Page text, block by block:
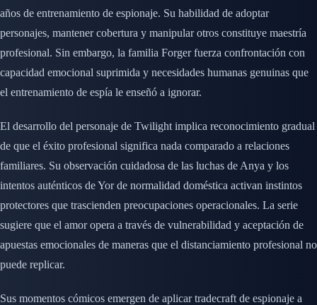
años de entrenamiento de espionaje. Su habilidad de adoptar
personajes, mantener cobertura y manipular otros constituye maestría
profesional. Sin embargo, la familia Forger fuerza confrontación con
capacidad emocional suprimida y necesidades humanas genuinas que
el entrenamiento de espía le enseñó a ignorar.
El desarrollo del personaje de Twilight implica reconocimiento gradual
de que el éxito profesional significa nada comparado a relaciones
familiares. Su observación cuidadosa de las luchas de Anya y los
intentos auténticos de Yor de normalidad doméstica activan instintos
protectores que trascienden preocupaciones operacionales. La serie
sugiere que el amor opera a través de vulnerabilidad y aceptación de
apuestas emocionales de maneras que el distanciamiento profesional no
puede replicar.
Sus momentos cómicos emergen de aplicar tradecraft de espionaje a